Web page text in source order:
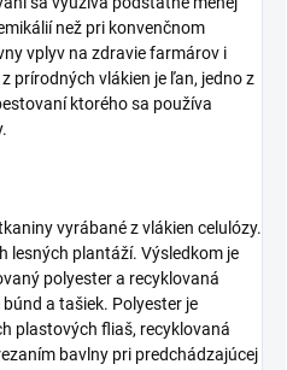
než pri konvenčnom
vplyv na zdravie farmárov i
prírodných vlákien je ľan, jedno z
ktorého sa používa
vyrábané z vlákien celulózy.
lesných plantáží. Výsledkom je
polyester a recyklovaná
a tašiek. Polyester je
plastových fliaš, recyklovaná
bavlny pri predchádzajúcej